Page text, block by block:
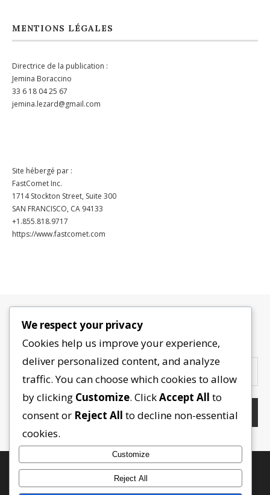
MENTIONS LÉGALES
Directrice de la publication :
Jemina Boraccino
33 6 18 04 25 67
jemina.lezard@gmail.com
Site hébergé par :
FastComet Inc.
1714 Stockton Street, Suite 300
SAN FRANCISCO, CA 94133
+1.855.818.9717
https://www.fastcomet.com
Contactez-nous
We respect your privacy
Cookies help us improve your experience,
deliver personalized content, and analyze
traffic. You can choose which cookies to allow
by clicking Customize. ClickAccept All to
consent or Reject All to decline non-essential
cookies.
Customize
Reject All